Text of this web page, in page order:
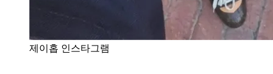
제이홉 인스타그램